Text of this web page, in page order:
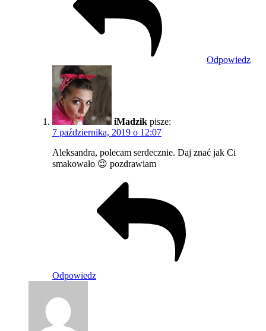
Odpowiedz
iMadzik pisze:
7 października, 2019 o 12:07
Aleksandra, polecam serdecznie. Daj znać jak Ci
smakowało 😉 pozdrawiam
Odpowiedz